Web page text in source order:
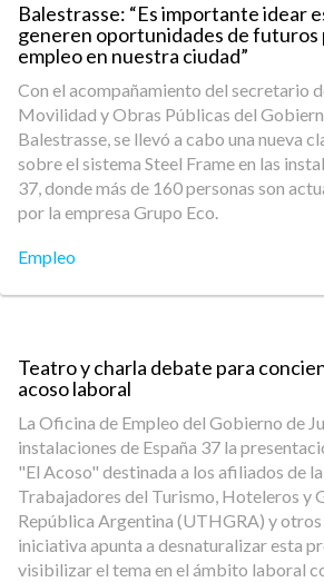
Balestrasse: “Es importante idear
generen oportunidades de futuros
empleo en nuestra ciudad”
Con el acompañamiento del secretario
Movilidad y Obras Públicas del
Balestrasse, se llevó a cabo una nueva
sobre el sistema Steel Frame en las
37, donde más de 160 personas son
por la empresa Grupo Eco.
Empleo
Teatro y charla debate para
acoso laboral
La Oficina de Empleo del Gobierno de
instalaciones de España 37 la
"El Acoso" destinada a los afiliados de
Trabajadores del Turismo, Hoteleros y
República Argentina (UTHGRA) y otros
iniciativa apunta a desnaturalizar esta
visibilizar el tema en el ámbito laboral